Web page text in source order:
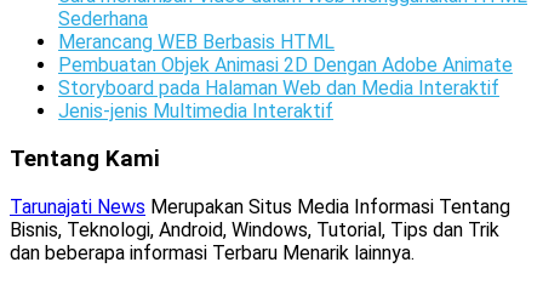
Sederhana
Merancang WEB Berbasis HTML
Pembuatan Objek Animasi 2D Dengan Adobe Animate
Storyboard pada Halaman Web dan Media Interaktif
Jenis-jenis Multimedia Interaktif
Tentang Kami
Tarunajati News Merupakan Situs Media Informasi Tentang
Bisnis, Teknologi, Android, Windows, Tutorial, Tips dan Trik
dan beberapa informasi Terbaru Menarik lainnya.